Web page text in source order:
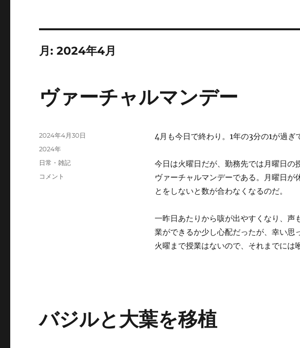
月:2024年4月
ヴァーチャルマンデー
4月も今日で終わり。1年の3分の1が過ぎ
今日は火曜日だが、勤務先では月曜日の
ヴァーチャルマンデーである。月曜日が
とをしないと数が合わなくなるのだ。
一昨日あたりから咳が出やすくなり、声
業ができるか少し心配だったが、幸い
火曜まで授業はないので、それまでには
投
2024年4月30日
カ
テ
リ
2024年
タ
日常・雑記
ヴ
コメント
バジルと大葉を移植